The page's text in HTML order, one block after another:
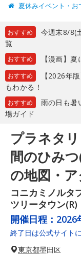
夏休みイベント・お
おすすめ
今週末8/8(
覧
おすすめ 【漫画】
おすすめ
【2026年
もわかる！
おすすめ
雨の日も暑
場ガイド
プラネタ
間のひみ
の地図・
コニカミノルタ
ツリータウン(R)
開催日程： 2026
終了日は公式サイト
東京都墨田区